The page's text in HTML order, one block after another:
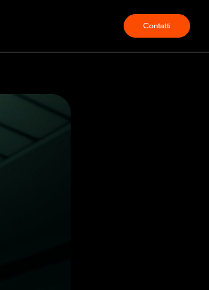
Contatti